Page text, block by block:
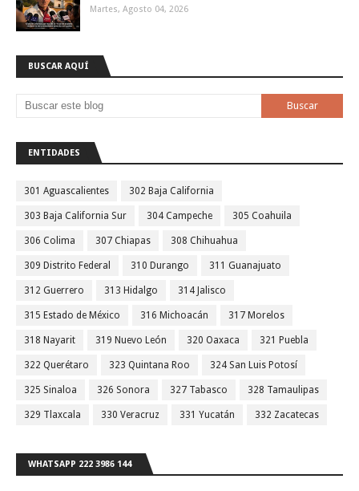
Martes, Agosto 04, 2026
BUSCAR AQUÍ
ENTIDADES
301 Aguascalientes 302 Baja California
303 Baja California Sur 304 Campeche 305 Coahuila
306 Colima 307 Chiapas 308 Chihuahua
309 Distrito Federal 310 Durango 311 Guanajuato
312 Guerrero 313 Hidalgo 314 Jalisco
315 Estado de México 316 Michoacán 317 Morelos
318 Nayarit 319 Nuevo León 320 Oaxaca 321 Puebla
322 Querétaro 323 Quintana Roo 324 San Luis Potosí
325 Sinaloa 326 Sonora 327 Tabasco 328 Tamaulipas
329 Tlaxcala 330 Veracruz 331 Yucatán 332 Zacatecas
WHATSAPP 222 3986 144